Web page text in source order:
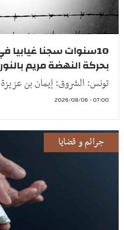
10سنوات سجنا غيابيا
بحركة النهضة مريم بالنور
تونس: الشروق: إيمان بن عزيزة
07:00 - 2026/08/06
جرائم و قضايا